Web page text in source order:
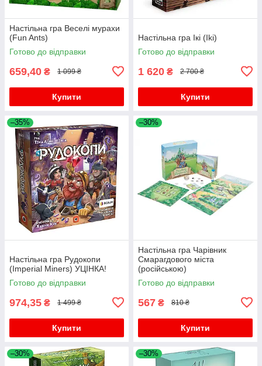
Настільна гра Веселі мурахи
(Fun Ants)
Готово до відправки
659,40 ₴ 1 099 ₴
Купити
Настільна гра Ікі (Iki)
Готово до відправки
1 620 ₴ 2 700 ₴
Купити
–35%
Настільна гра Рудокопи
(Imperial Miners) УЦІНКА!
Готово до відправки
974,35 ₴ 1 499 ₴
Купити
–30%
Настільна гра Чарівник
Смарагдового міста
(російською)
Готово до відправки
567 ₴ 810 ₴
Купити
–30% –30%